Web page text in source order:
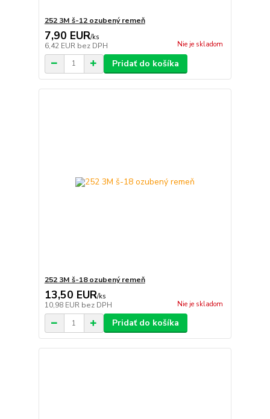
252 3M š-12 ozubený remeň
7,90 EUR/ks
6,42 EUR bez DPH Nie je skladom
Pridať do košíka
252 3M š-18 ozubený remeň
13,50 EUR/ks
10,98 EUR bez DPH Nie je skladom
Pridať do košíka